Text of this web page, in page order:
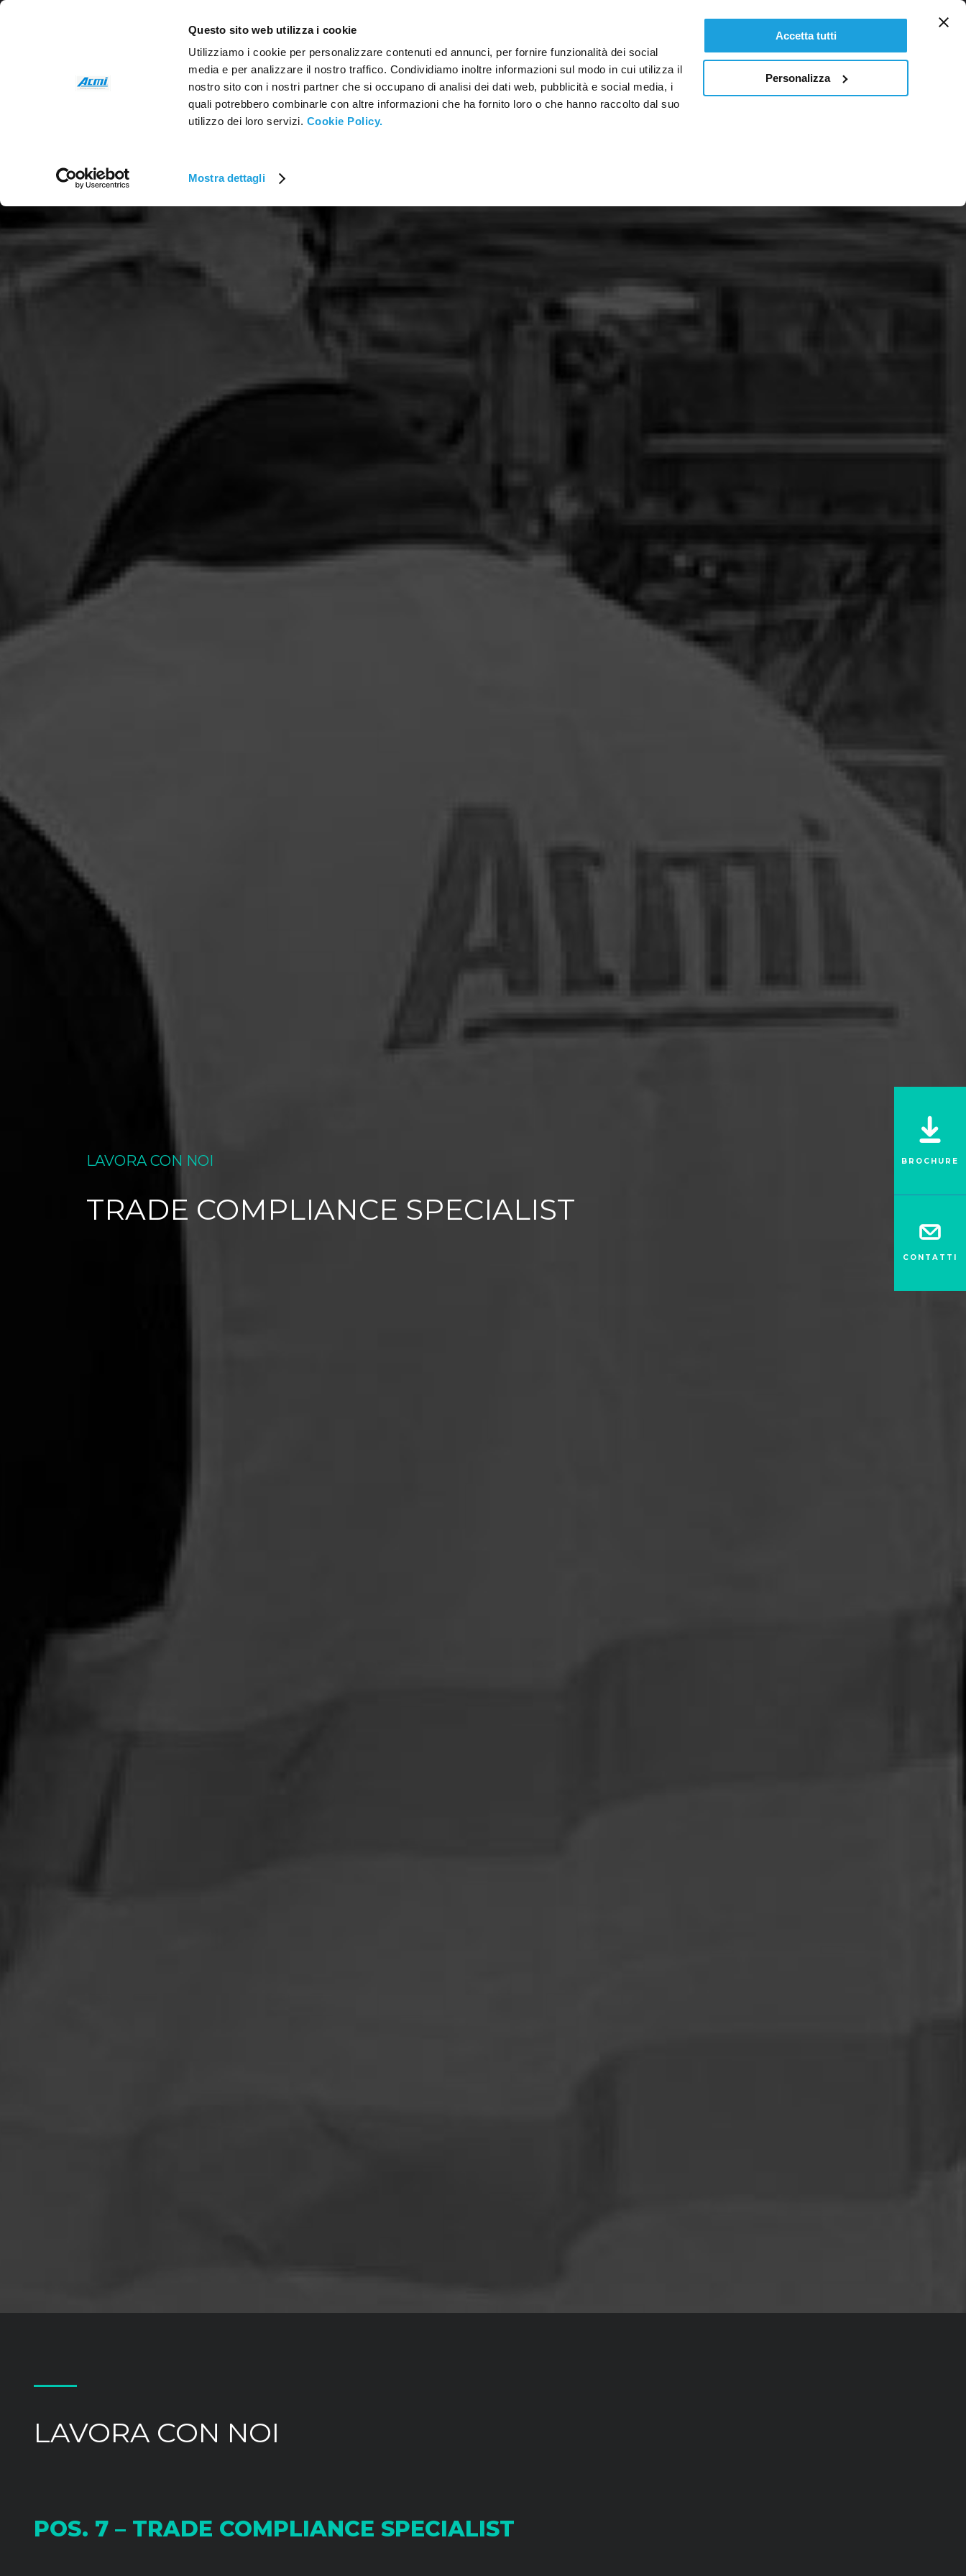
Questo sito web utilizza i cookie
Utilizziamo i cookie per personalizzare contenuti ed annunci, per fornire funzionalità dei social
media e per analizzare il nostro traffico. Condividiamo inoltre informazioni sul modo in cui utilizza il
nostro sito con i nostri partner che si occupano di analisi dei dati web, pubblicità e social media, i
quali potrebbero combinarle con altre informazioni che ha fornito loro o che hanno raccolto dal suo
utilizzo dei loro servizi. Cookie Policy.
Mostra dettagli
Accetta tutti
Personalizza
LAVORA CON NOI
TRADE COMPLIANCE SPECIALIST
BROCHURE
CONTATTI
LAVORA CON NOI
POS. 7 – TRADE COMPLIANCE SPECIALIST